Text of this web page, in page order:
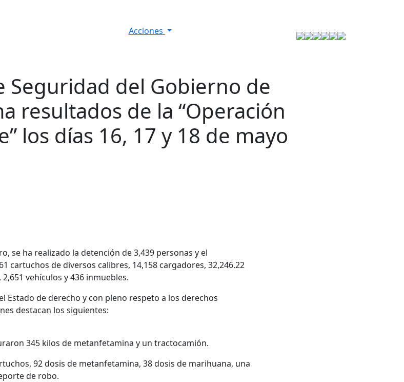
Acciones
Seguridad del Gobierno de
resultados de la “Operación
los días 16, 17 y 18 de mayo
se ha realizado la detención de 3,439 personas y el
cartuchos de diversos calibres, 14,158 cargadores, 32,246.22
vehículos y 436 inmuebles.
Estado de derecho y con pleno respeto a los derechos
destacan los siguientes:
345 kilos de metanfetamina y un tractocamión.
92 dosis de metanfetamina, 38 dosis de marihuana, una
de robo.